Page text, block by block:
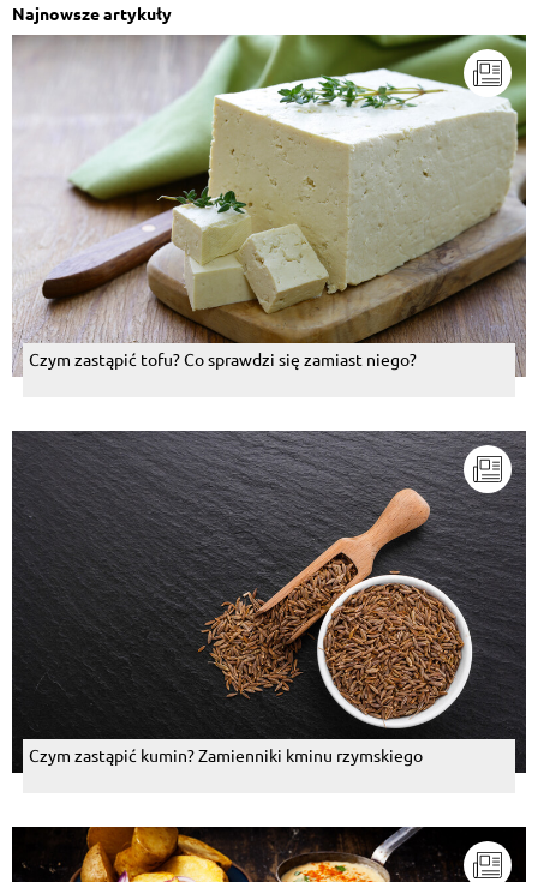
Najnowsze artykuły
Czym zastąpić tofu? Co sprawdzi się zamiast niego?
Czym zastąpić kumin? Zamienniki kminu rzymskiego